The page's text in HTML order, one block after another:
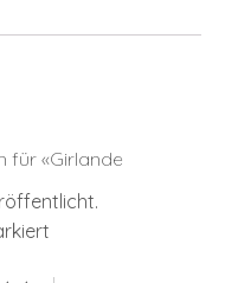
für «Girlande